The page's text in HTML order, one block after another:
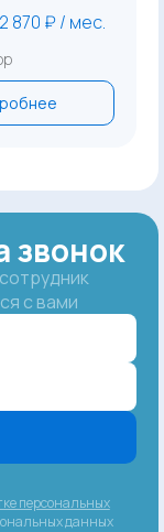
870 ₽ / мес.
звонок
с вами
персональных
данных